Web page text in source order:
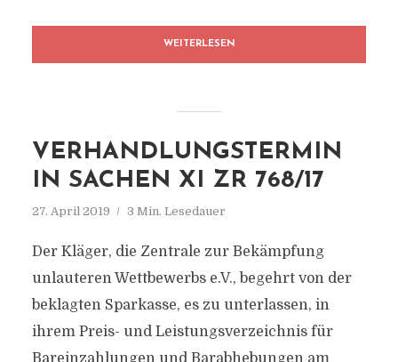
WEITERLESEN
VERHANDLUNGSTERMIN
IN SACHEN XI ZR 768/17
27. April 2019 3 Min. Lesedauer
Der Kläger, die Zentrale zur Bekämpfung
unlauteren Wettbewerbs e.V., begehrt von der
beklagten Sparkasse, es zu unterlassen, in
ihrem Preis- und Leistungsverzeichnis für
Bareinzahlungen und Barabhebungen am